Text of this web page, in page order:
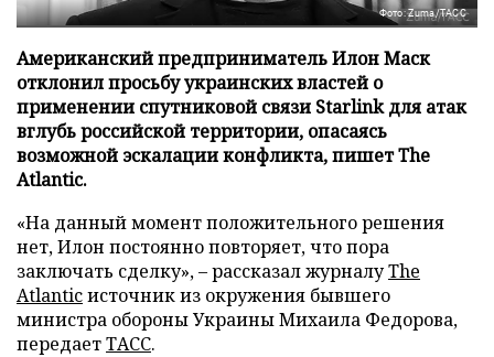
Фото: Zuma/ТАСС
Американский предприниматель Илон Маск
отклонил просьбу украинских властей о
применении спутниковой связи Starlink для атак
вглубь российской территории, опасаясь
возможной эскалации конфликта, пишет The
Atlantic.
«На данный момент положительного решения
нет, Илон постоянно повторяет, что пора
заключать сделку», – рассказал журналуThe
Atlanticисточник из окружения бывшего
министра обороны Украины Михаила Федорова,
передаетТАСС.